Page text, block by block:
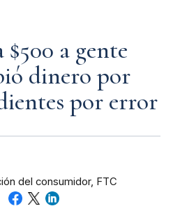
a gente
dinero por
por error
del consumidor, FTC